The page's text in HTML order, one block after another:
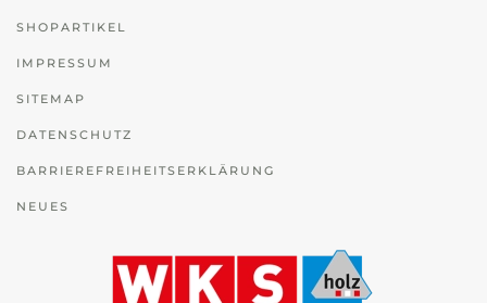
SHOPARTIKEL
IMPRESSUM
SITEMAP
DATENSCHUTZ
BARRIEREFREIHEITSERKLÄRUNG
NEUES